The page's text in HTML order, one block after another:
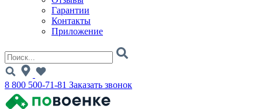
Гарантии
Контакты
Приложение
8 800 500-71-81 Заказать звонок